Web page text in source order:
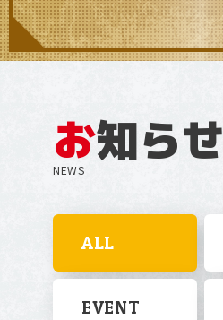
お知らせ
NEWS
ALL
EVENT